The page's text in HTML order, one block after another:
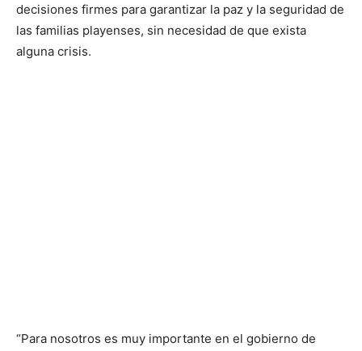
decisiones firmes para garantizar la paz y la seguridad de
las familias playenses, sin necesidad de que exista
alguna crisis.
“Para nosotros es muy importante en el gobierno de